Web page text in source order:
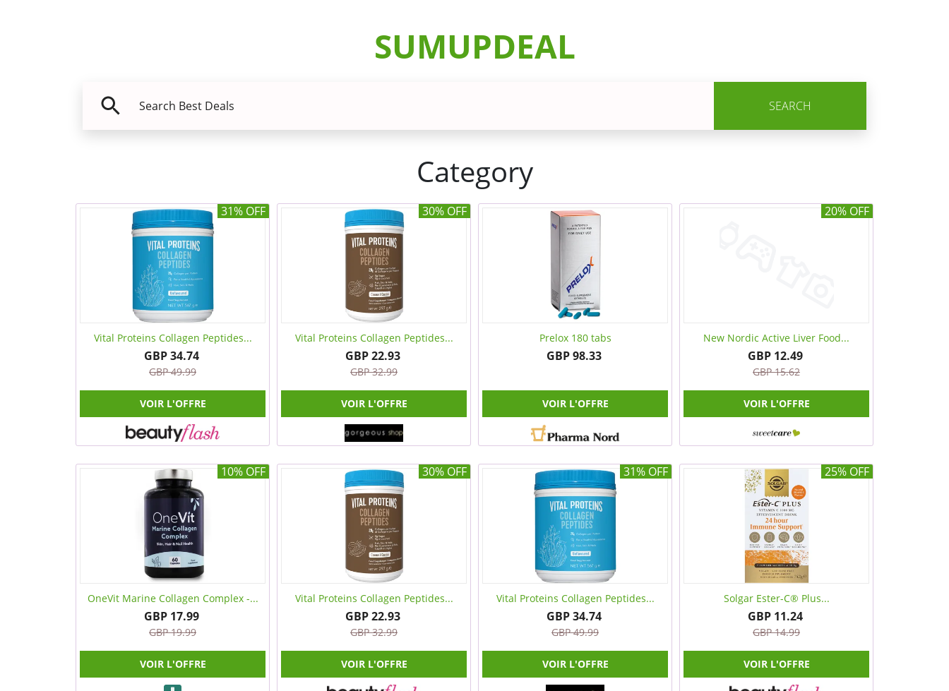
SUMUPDEAL
SEARCH
Category
31% OFF
Vital Proteins Collagen Peptides...
GBP 34.74
GBP 49.99
VOIR L'OFFRE
30% OFF
Vital Proteins Collagen Peptides...
GBP 22.93
GBP 32.99
VOIR L'OFFRE
Prelox 180 tabs
GBP 98.33
VOIR L'OFFRE
20% OFF
New Nordic Active Liver Food...
GBP 12.49
GBP 15.62
VOIR L'OFFRE
10% OFF
OneVit Marine Collagen Complex -...
GBP 17.99
GBP 19.99
VOIR L'OFFRE
30% OFF
Vital Proteins Collagen Peptides...
GBP 22.93
GBP 32.99
VOIR L'OFFRE
31% OFF
Vital Proteins Collagen Peptides...
GBP 34.74
GBP 49.99
VOIR L'OFFRE
25% OFF
Solgar Ester-C® Plus...
GBP 11.24
GBP 14.99
VOIR L'OFFRE